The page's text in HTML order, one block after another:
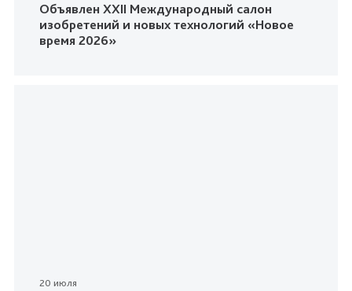
Объявлен XXII Международный салон
изобретений и новых технологий «Новое
время 2026»
20 июля